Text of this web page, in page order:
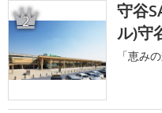
2
守谷
ル)守
「恵み